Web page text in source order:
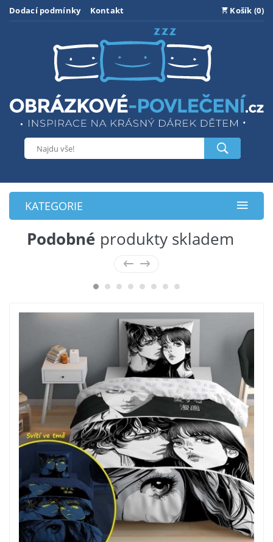
Dodací podmínky Kontakt Košík (0)
KATEGORIE
Podobné produkty skladem